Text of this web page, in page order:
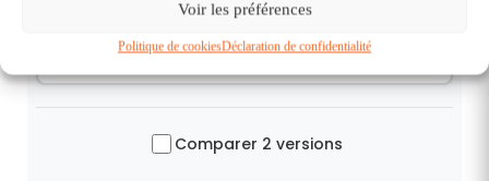
Voir les préférences
Politique de cookiesDéclaration de confidentialité
Comparer 2 versions